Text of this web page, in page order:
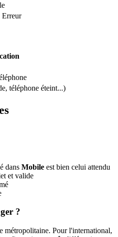
téléphone éteint...)
dans Mobile est bien celui attendu
et valide
?
métropolitaine. Pour l'international,